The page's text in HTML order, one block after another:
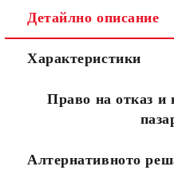
Съгласен съм с
Ние ще се свържем с вас в
Детайлно описание
Характеристики
Право на отказ
Алтернативното